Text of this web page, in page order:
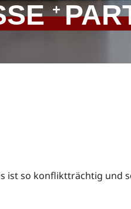
+
ist so konfliktträchtig und